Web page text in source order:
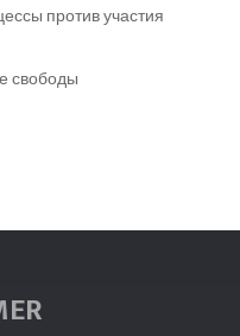
против участия
свободы